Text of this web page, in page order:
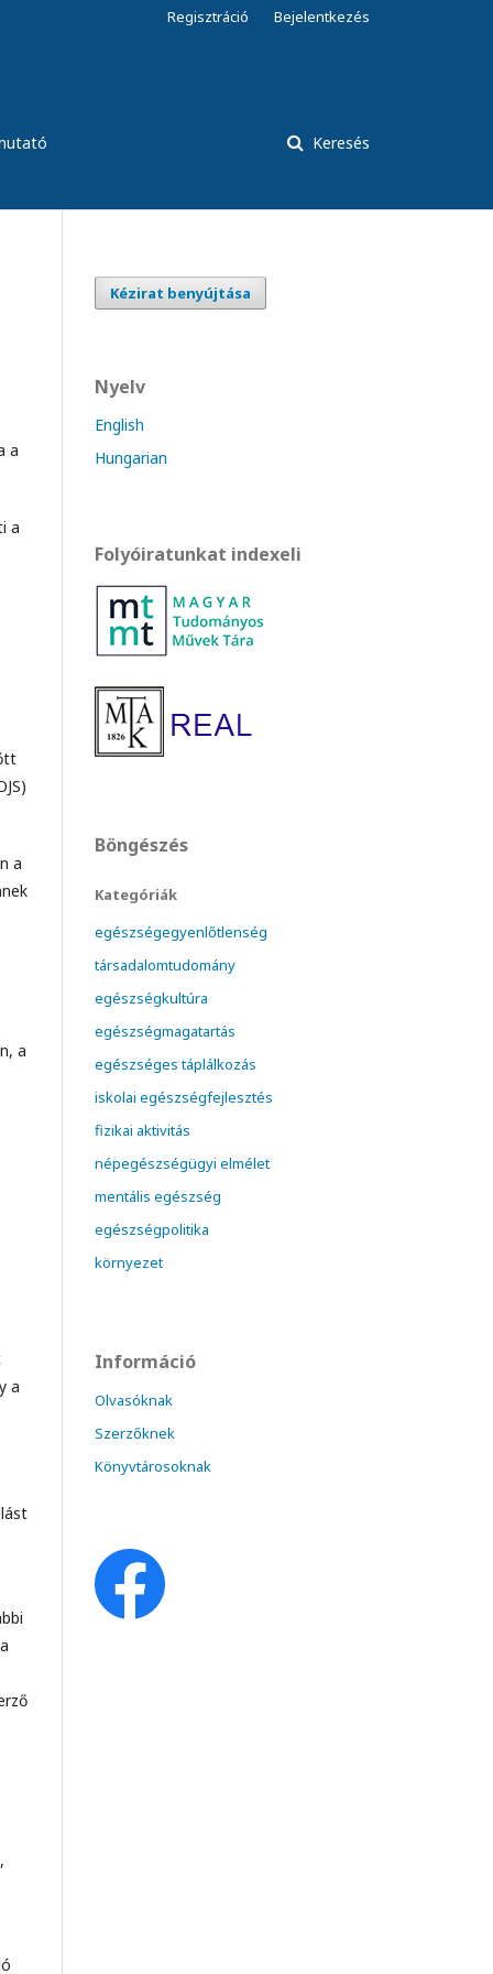
Keresés
Regisztráció Bejelentkezés
a
a
a
a
a
Kézirat benyújtása
Nyelv
English
Hungarian
Folyóiratunkat indexeli
Böngészés
Kategóriák
egészségegyenlőtlenség
társadalomtudomány
egészségkultúra
egészségmagatartás
egészséges táplálkozás
iskolai egészségfejlesztés
fizikai aktivitás
népegészségügyi elmélet
mentális egészség
egészségpolitika
környezet
Információ
Olvasóknak
Szerzőknek
Könyvtárosoknak